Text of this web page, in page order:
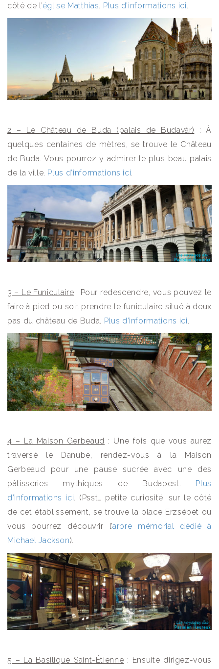
côté de l’église Matthias Plus d’informations ici
2 – Le Château de Buda (palais de Budavár) : À
quelques centaines de mètres, se trouve le Château
de Buda. Vous pourrez y admirer le plus beau palais
de la ville. Plus d’informations ici
3 – Le Funiculaire : Pour redescendre, vous pouvez le
faire à pied ou soit prendre le funiculaire situé à deux
pas du château de Buda. Plus d’informations ici.
4 – La Maison Gerbeaud : Une fois que vous aurez
traversé le Danube, rendez-vous à la Maison
Gerbeaud pour une pause sucrée avec une des
pâtisseries mythiques de Budapest. Plus
d’informations ici . (Psst… petite curiosité, sur le côté
de cet établissement, se trouve la place Erzsébet où
vous pourrez découvrir l’arbre mémorial dédié à
Michael Jackson).
5 – La Basilique Saint-Étienne : Ensuite dirigez-vous